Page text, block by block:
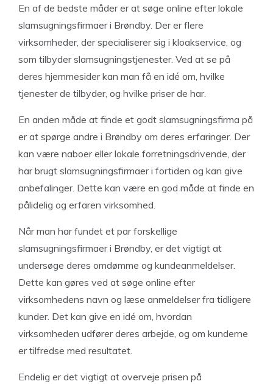
En af de bedste måder er at søge online efter lokale
slamsugningsfirmaer i Brøndby. Der er flere
virksomheder, der specialiserer sig i kloakservice, og
som tilbyder slamsugningstjenester. Ved at se på
deres hjemmesider kan man få en idé om, hvilke
tjenester de tilbyder, og hvilke priser de har.
En anden måde at finde et godt slamsugningsfirma på
er at spørge andre i Brøndby om deres erfaringer. Der
kan være naboer eller lokale forretningsdrivende, der
har brugt slamsugningsfirmaer i fortiden og kan give
anbefalinger. Dette kan være en god måde at finde en
pålidelig og erfaren virksomhed.
Når man har fundet et par forskellige
slamsugningsfirmaer i Brøndby, er det vigtigt at
undersøge deres omdømme og kundeanmeldelser.
Dette kan gøres ved at søge online efter
virksomhedens navn og læse anmeldelser fra tidligere
kunder. Det kan give en idé om, hvordan
virksomheden udfører deres arbejde, og om kunderne
er tilfredse med resultatet.
Endelig er det vigtigt at overveje prisen på